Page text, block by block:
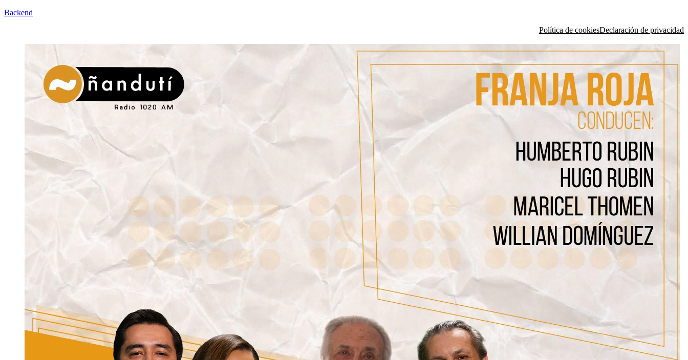
Backend
Política de cookiesDeclaración de privacidad